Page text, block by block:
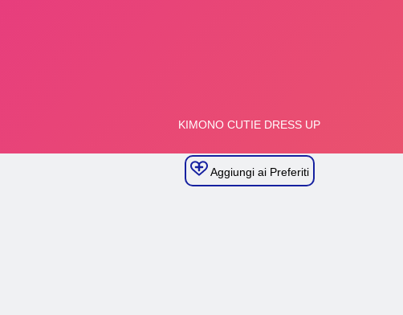
Aggiungi ai Preferiti